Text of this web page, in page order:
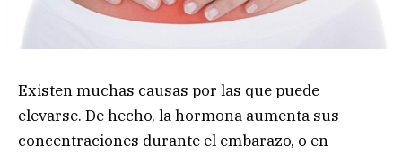
Existen muchas causas por las que puede
elevarse. De hecho, la hormona aumenta sus
concentraciones durante el embarazo, o en